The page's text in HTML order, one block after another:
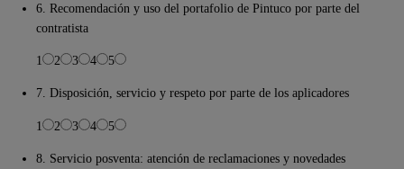
6. Recomendación y uso del portafolio de Pintuco por parte del
contratista
1 2 3 4 5
7. Disposición, servicio y respeto por parte de los aplicadores
1 2 3 4 5
8. Servicio posventa: atención de reclamaciones y novedades